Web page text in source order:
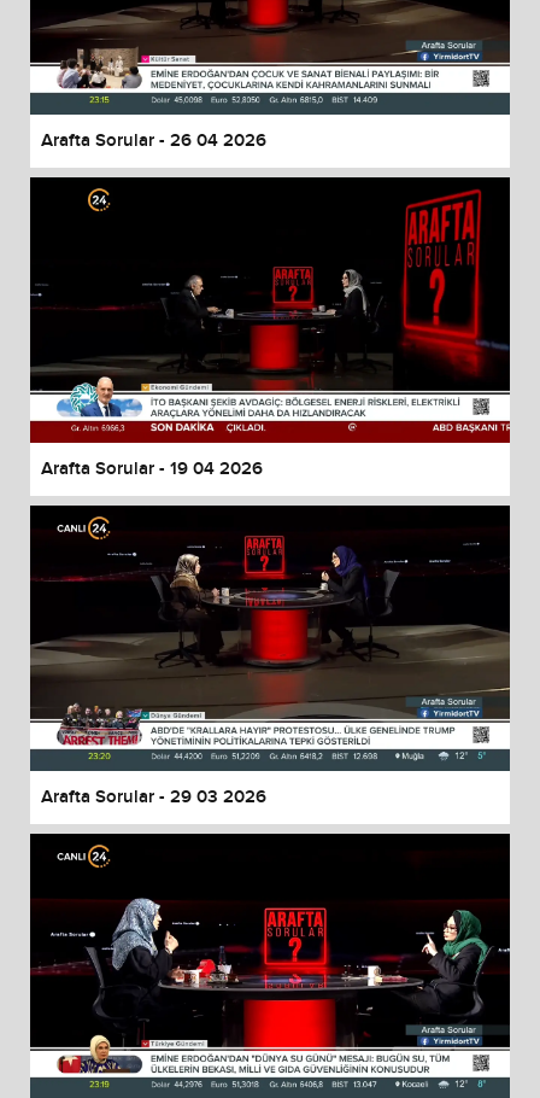
Arafta Sorular - 26 04 2026
Arafta Sorular - 19 04 2026
Arafta Sorular - 29 03 2026